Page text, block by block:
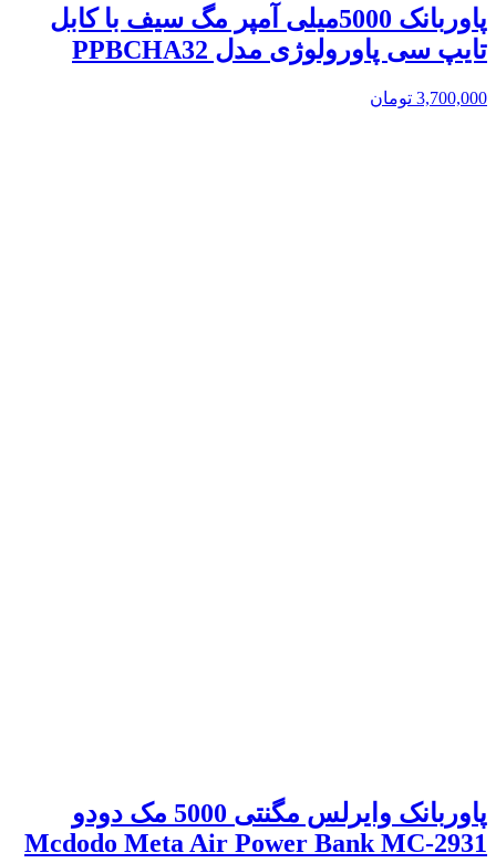
پاوربانک 5000میلی آمپر مگ سیف با کابل
تایپ سی پاورولوژی مدل PPBCHA32
3,700,000 تومان
پاوربانک وایرلس مگنتی 5000 مک دودو
Mcdodo Meta Air Power Bank MC-2931